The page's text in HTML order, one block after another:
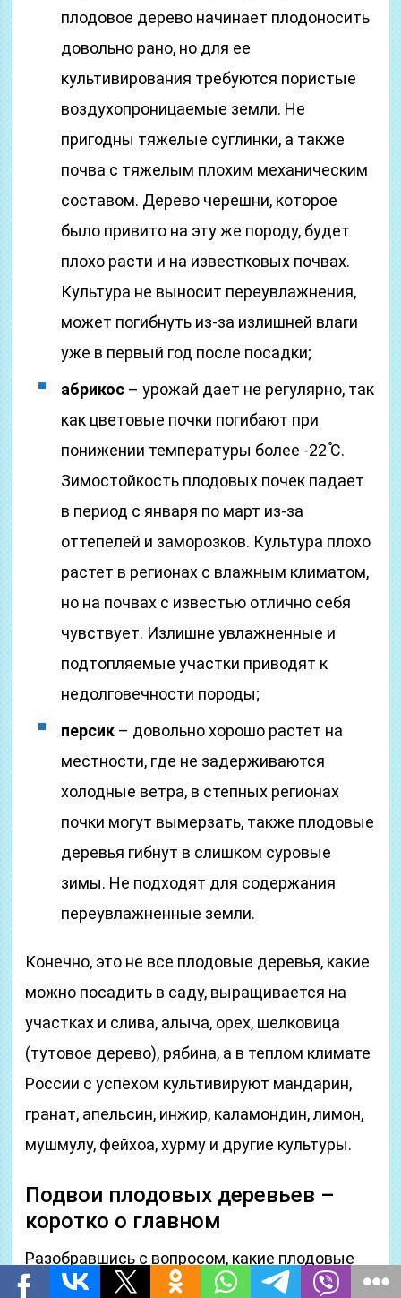
плодовое дерево начинает плодоносить
довольно рано, но для ее
культивирования требуются пористые
воздухопроницаемые земли. Не
пригодны тяжелые суглинки, а также
почва с тяжелым плохим механическим
составом. Дерево черешни, которое
было привито на эту же породу, будет
плохо расти и на известковых почвах.
Культура не выносит переувлажнения,
может погибнуть из-за излишней влаги
уже в первый год после посадки;
абрикос – урожай дает не регулярно, так
как цветовые почки погибают при
понижении температуры более -22 ֯С.
Зимостойкость плодовых почек падает
в период с января по март из-за
оттепелей и заморозков. Культура плохо
растет в регионах с влажным климатом,
но на почвах с известью отлично себя
чувствует. Излишне увлажненные и
подтопляемые участки приводят к
недолговечности породы;
персик – довольно хорошо растет на
местности, где не задерживаются
холодные ветра, в степных регионах
почки могут вымерзать, также плодовые
деревья гибнут в слишком суровые
зимы. Не подходят для содержания
переувлажненные земли.
Конечно, это не все плодовые деревья, какие
можно посадить в саду, выращивается на
участках и слива, алыча, орех, шелковица
(тутовое дерево), рябина, а в теплом климате
России с успехом культивируют мандарин,
гранат, апельсин, инжир, каламондин, лимон,
мушмулу, фейхоа, хурму и другие культуры.
Подвои плодовых деревьев –
коротко о главном
Разобравшись с вопросом, какие плодовые
деревья посадить в саду, нужно уделить